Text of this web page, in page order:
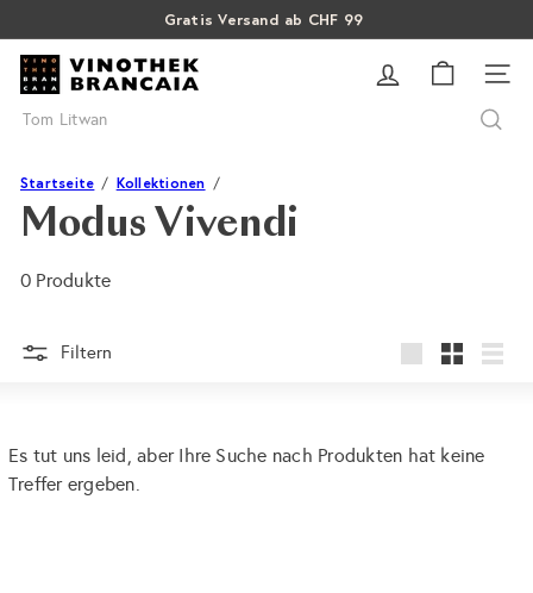
zum
Inhalt
Pause
Gratis Versand ab CHF 99
Über 15% Rabatt auf Sommer Weine
SALE: Bis zu 40% auf letzte Flaschen
V
i
n
t
h
e
a
i
a
Suche
Startseite Kollektionen
Modus Vivendi
0 Produkte
Filtern
Es tut uns leid, aber Ihre Suche nach Produkten hat keine
Treffer ergeben.